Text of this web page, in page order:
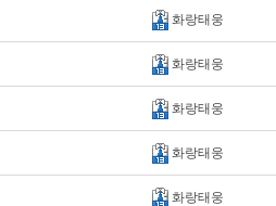
화랑태웅
화랑태웅
화랑태웅
화랑태웅
화랑태웅